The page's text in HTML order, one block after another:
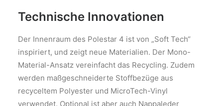
Technische Innovationen
Der Innenraum des Polestar 4 ist von „Soft Tech“
inspiriert, und zeigt neue Materialien. Der Mono-
Material-Ansatz vereinfacht das Recycling. Zudem
werden maßgeschneiderte Stoffbezüge aus
recyceltem Polyester und MicroTech-Vinyl
verwendet. Optional ist aber auch Nappaleder